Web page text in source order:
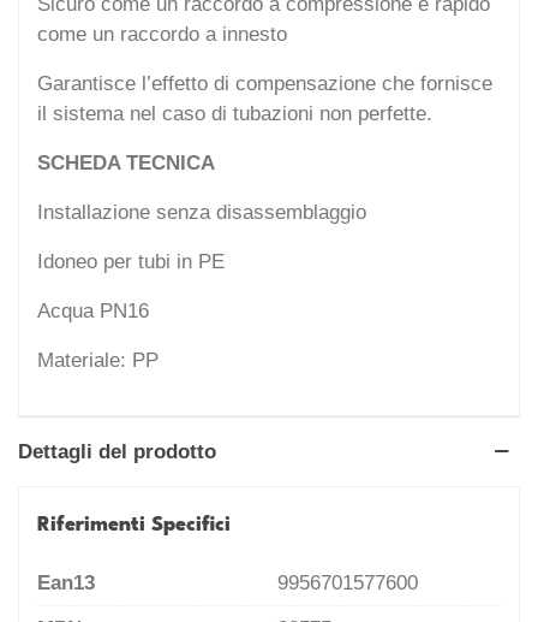
come un raccordo a innesto
Garantisce l’effetto di compensazione che fornisce
il sistema nel caso di tubazioni non perfette.
SCHEDA TECNICA
Installazione senza disassemblaggio
Idoneo per tubi in PE
Acqua PN16
Materiale: PP
Dettagli del prodotto
Riferimenti Specifici
Ean13
9956701577600